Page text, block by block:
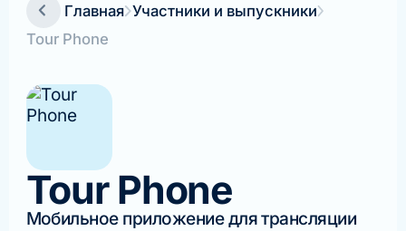
Главная Участники и выпускники
Tour Phone
Tour Phone
Мобильное приложение для трансляции